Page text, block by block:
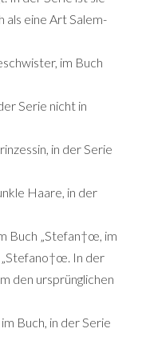
als eine Art Salem-
im Buch
Serie nicht in
in der Serie
Haare, in der
Buch „Stefan†œ, im
In der
den ursprünglichen
Buch, in der Serie